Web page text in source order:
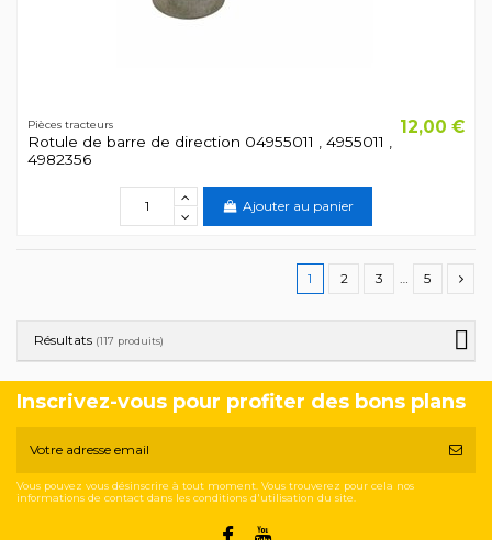
Pièces tracteurs
Rotule de barre de direction 04955011 , 4955011 ,
4982356
12,00 €
Ajouter au panier
1 2 3 … 5
Résultats (117 produits)
Inscrivez-vous pour profiter des bons plans
Vous pouvez vous désinscrire à tout moment. Vous trouverez pour cela nos
informations de contact dans les conditions d'utilisation du site.